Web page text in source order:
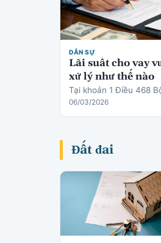
DÂN SỰ
Lãi suất cho vay
xử lý như thế nào
Tại khoản 1 Điều 468
06/03/2026
Đất đai